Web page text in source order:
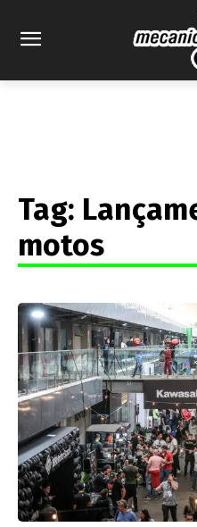
Tag:
motos